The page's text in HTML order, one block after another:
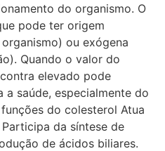
do organismo. O
pode ter origem
ou exógena
Quando o valor do
elevado pode
saúde, especialmente do
do colesterol Atua
da síntese de
de ácidos biliares.